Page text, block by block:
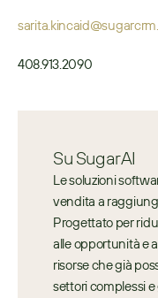
408.913.2090
Su SugarAI
Le soluzioni
vendita a
Progettato per
alle opportunità e
risorse che già
settori complessi